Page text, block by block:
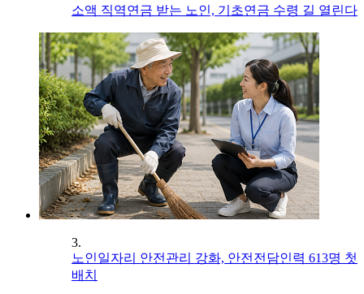
소액 직역연금 받는 노인, 기초연금 수령 길 열린다
3.
노인일자리 안전관리 강화, 안전전담인력 613명 첫
배치